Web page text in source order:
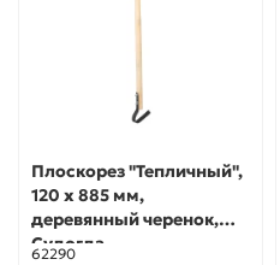
Плоскорез "Тепличный",
120 х 885 мм,
деревянный черенок,
Судогда,
62290